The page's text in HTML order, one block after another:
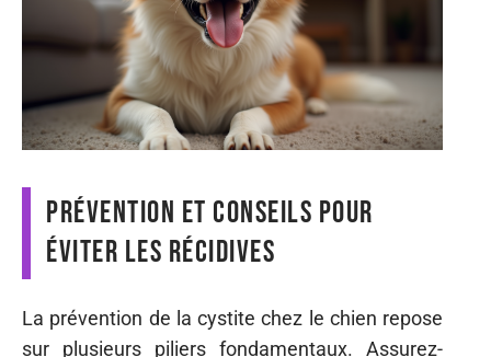
Prévention et conseils pour
éviter les récidives
La prévention de la cystite chez le chien repose
sur plusieurs piliers fondamentaux. Assurez-